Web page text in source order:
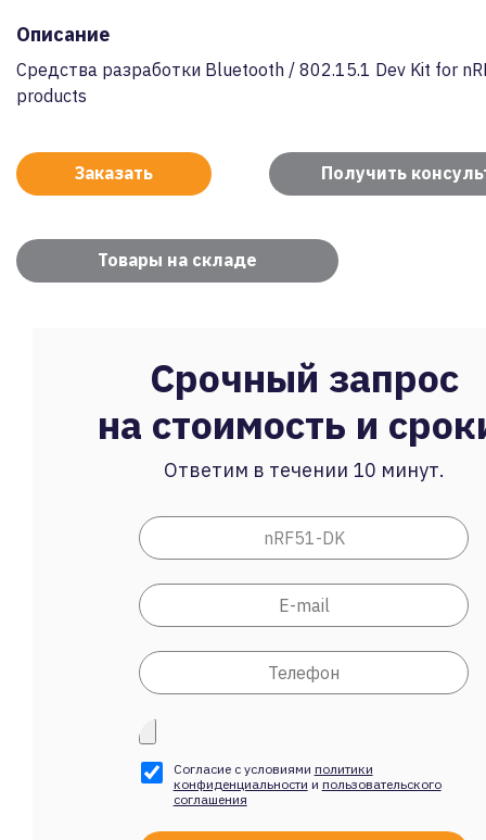
Описание
Средства разработки Bluetooth / 802.15.1 Dev Kit for
products
Заказать Получить
Товары на складе
Срочный запрос
на стоимость и
Ответим в течении 10 минут.
Согласие с условиями политики
конфиденциальности и пользовательского
соглашения